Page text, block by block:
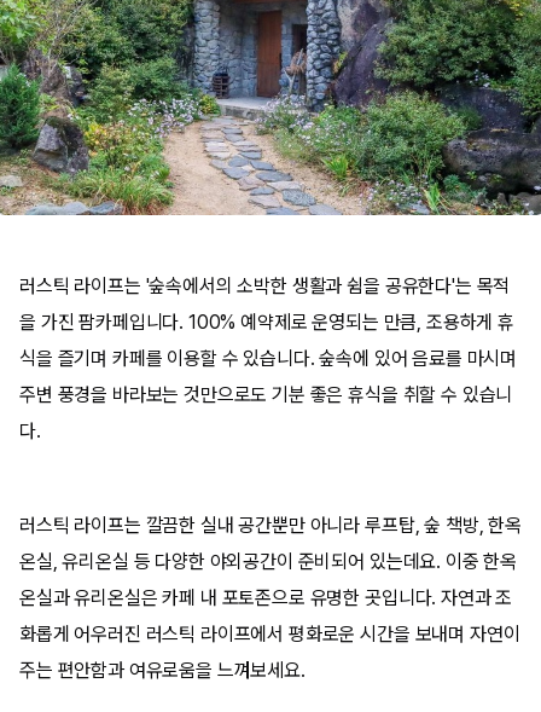
​러스틱 라이프는 '숲속에서의 소박한 생활과 쉼을 공유한다'는 목적
을 가진 팜카페입니다. 100% 예약제로 운영되는 만큼, 조용하게 휴
식을 즐기며 카페를 이용할 수 있습니다. 숲속에 있어 음료를 마시며
주변 풍경을 바라보는 것만으로도 기분 좋은 휴식을 취할 수 있습니
다.
​러스틱 라이프는 깔끔한 실내 공간뿐만 아니라 루프탑, 숲 책방, 한옥
온실, 유리온실 등 다양한 야외공간이 준비되어 있는데요. 이중 한옥
온실과 유리온실은 카페 내 포토존으로 유명한 곳입니다. 자연과 조
화롭게 어우러진 러스틱 라이프에서 평화로운 시간을 보내며 자연이
주는 편안함과 여유로움을 느껴보세요.